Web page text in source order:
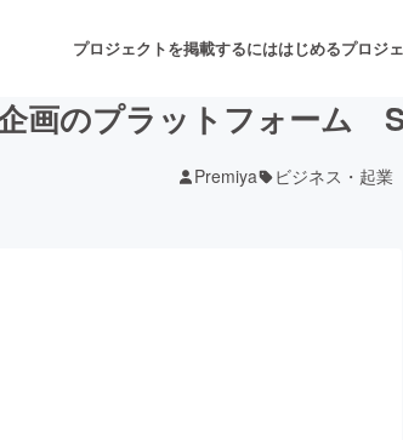
プロジェクトを掲載するにははじめるプロジ
舞
画のプラットフォーム
Premiya ビジネス・起業